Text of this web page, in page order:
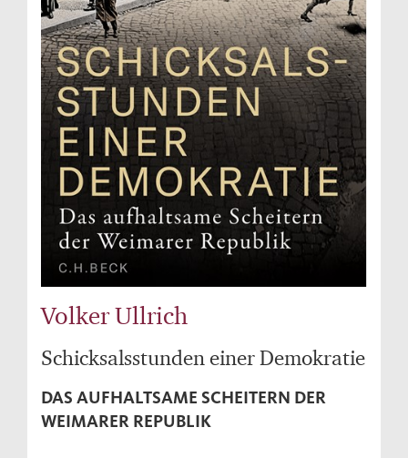
Volker Ullrich
Schicksalsstunden einer Demokratie
DAS AUFHALTSAME SCHEITERN DER
WEIMARER REPUBLIK